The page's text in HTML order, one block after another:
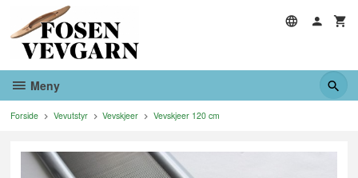
innholdet
Meny
Forside Vevutstyr Vevskjeer Vevskjeer 120 cm